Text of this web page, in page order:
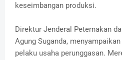
keseimbangan produksi.
Direktur Jenderal Peternakan
Agung Suganda,
pelaku usaha perunggasan.